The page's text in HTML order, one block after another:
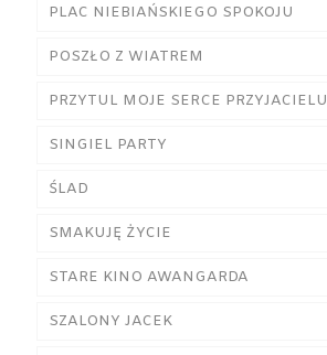
PLAC NIEBIAŃSKIEGO SPOKOJU
POSZŁO Z WIATREM
PRZYTUL MOJE SERCE PRZYJACIELU
SINGIEL PARTY
ŚLAD
SMAKUJĘ ŻYCIE
STARE KINO AWANGARDA
SZALONY JACEK